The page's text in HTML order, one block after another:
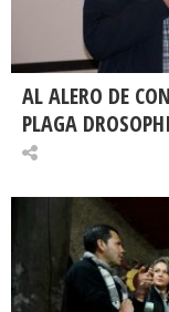
AL ALERO DE
PLAGA